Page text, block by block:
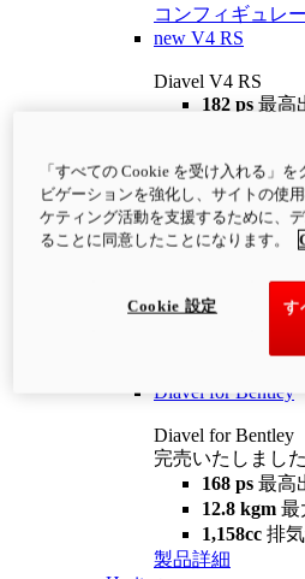
コンフィギュレ
new V4 RS
Diavel V4 RS
182 ps 最高
¥4,400,000 i
コンフィギュレ
newV4 RS 100
12.2 kgm
装
Diavel for Bentley
Diavel for Bentley
完売いたしました
168 ps 最高
12.8 kgm 最
1,158cc 排
製品詳細
「すべての Cookie を受け入れる」
ビゲーションを強化し、サイトの使
ケティング活動を支援するために、
ることに同意したことになります。
す
Cookie 設定